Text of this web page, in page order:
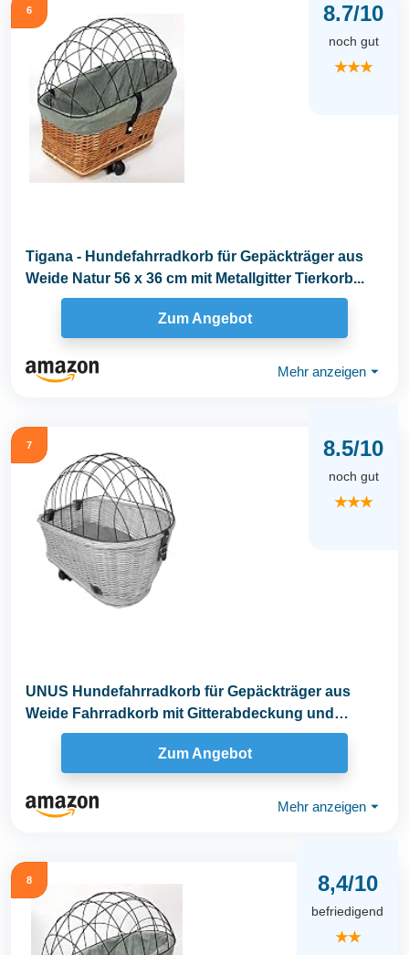
6 8.7/10
noch gut
★★★
Tigana - Hundefahrradkorb für Gepäckträger aus
Weide Natur 56 x 36 cm mit Metallgitter Tierkorb...
Zum Angebot
Mehr anzeigen ⏷
7 8.5/10
noch gut
★★★
UNUS Hundefahrradkorb für Gepäckträger aus
Weide Fahrradkorb mit Gitterabdeckung und
Kissen, grau
Zum Angebot
Mehr anzeigen ⏷
8 8,4/10
befriedigend
★★